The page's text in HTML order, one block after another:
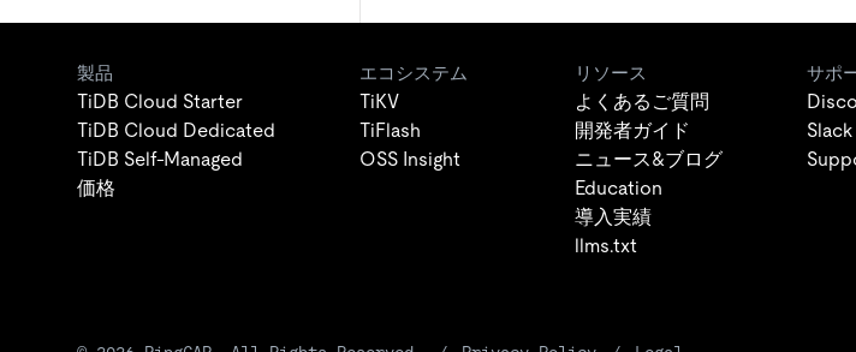
製品
TiDB Cloud Starter
TiDB Cloud Dedicated
TiDB Self-Managed
価格
エコシステム
TiKV
TiFlash
OSS Insight
リソース
よくあるご質問
開発者ガイド
ニュース&ブログ
Education
導入実績
llms.txt
サポ
Slack